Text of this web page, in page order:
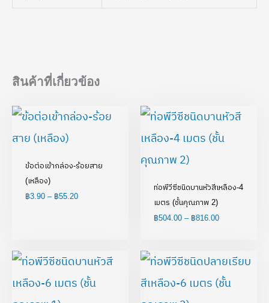
สินค้าที่เกี่ยวข้อง
ข้อต่อเข้ากล่อง-ร้อยสาย
(เหลือง)
฿3.90 – ฿55.20
range:
ท่อพีวีซีชนิดบานหัวสีเหลือง-4
เมตร (ชั้นคุณภาพ 2)
฿504.00 – ฿816.00
Price
range:
through
Price
range:
Price
range:
฿469.00
through